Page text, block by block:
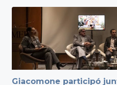
Giacomone participó